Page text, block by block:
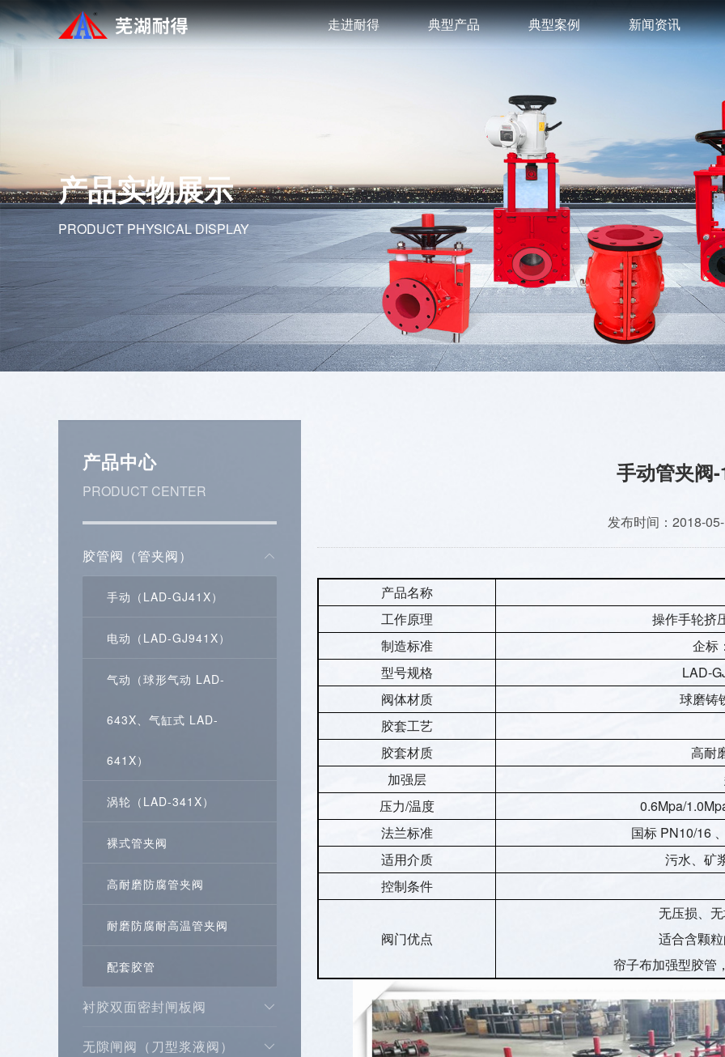
走进耐得 典型产品 典型案例 新闻资讯
产品实物展示
PRODUCT PHYSICAL DISPLAY
产品中心
PRODUCT CENTER
胶管阀（管夹阀）
手动（LAD-GJ41X）
电动（LAD-GJ941X）
气动（球形气动 LAD-
643X、气缸式 LAD-
641X）
涡轮（LAD-341X）
裸式管夹阀
高耐磨防腐管夹阀
耐磨防腐耐高温管夹阀
配套胶管
衬胶双面密封闸板阀
无隙闸阀（刀型浆液阀）
手动管夹阀-
发布时间：2018-
产品名称
工作原理
操作手轮挤
制造标准
企标
型号规格
LAD-
阀体材质
球磨铸
胶套工艺
胶套材质
高耐
加强层
压力/温度
0.6Mpa/
法兰标准
国标 PN10/16
适用介质
污水、矿
控制条件
阀门优点
无压损、
适合含颗
帘子布加强型胶管